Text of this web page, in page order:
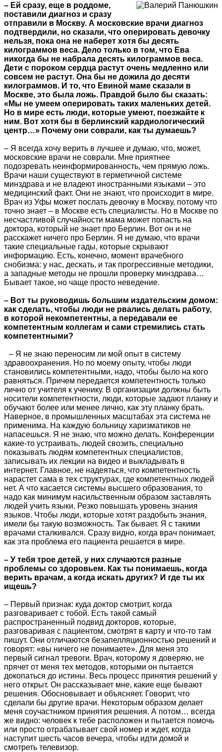
– Ей сразу, еще в роддоме,
поставили диагноз и сразу
отправили в Москву. А московские врачи диагноз
подтвердили, но сказали, что оперировать девочку
нельзя, пока она не наберет хотя бы десять
килограммов веса. Дело только в том, что Ева
никогда бы не набрала десять килограммов веса.
Дети с пороком сердца растут очень медленно или
совсем не растут. Она бы не дожила до десяти
килограммов. И то, что Евиной маме сказали в
Москве, это была ложь. Правдой было бы сказать:
«Мы не умеем оперировать таких маленьких детей.
Но в мире есть люди, которые умеют, поезжайте к
ним. Вот хотя бы в берлинский кардиологический
центр…» Почему они соврали, как ты думаешь?
– Я всегда хочу верить в лучшее и думаю, что, может,
московские врачи не соврали. Мне приятнее
подозревать неинформированность, чем прямую ложь.
Врачи наши существуют в герметичной системе
минздрава и не владеют иностранными языками – это
медицинский факт. Они не знают, что происходит в мире.
Врач из Уфы может послать девочку в Москву, потому что
точно знает – в Москве есть специалисты. Но в Москве по
несчастливой случайности мама может попасть на
доктора, который не знает про Берлин. Вот он и не
расскажет ничего про Берлин. Я не думаю, что врачи
такие специальные гады, которые скрывают
информацию. Есть, конечно, момент врачебного
снобизма: у нас, дескать, и так прогрессивные методики,
а западные методы не прошли проверку минздрава…
Бывает такое, но чаще просто неведение.
– Вот ты руководишь большим издательским домом:
как сделать, чтобы люди не рвались делать работу,
в которой некомпетентны, а передавали ее
компетентным коллегам и сами стремились стать
компетентными?
– Я не знаю переносим ли мой опыт в систему
здравоохранения. Но по моему опыту, чтобы люди
становились компетентными, надо, чтобы было на кого
равняться. Причем передается компетентность только
лично от учителя к ученику. В организации должны быть
носители компетентности, люди, которые задают планку и
обучают более или менее лично, как эту планку брать.
Наверное, в промышленных масштабах эта система не
применима. На каждую больницу харизматиков не
напасешься. Я не знаю, что можно делать. Конференции
какие-то устраивать, людей свозить, специально
показывать людям компетентных специалистов,
записывать их лекции на видео и выкладывать в
интернет. Главное, не надеяться, что компетентность
нарастет сама в тех структурах, где компетентных людей
нет. А что касается системы высшего образования, то
надо как минимум насильственным образом заставлять
людей учить языки. Резко повышать уровень знания
языков. Чтобы люди, которые хотят раздобыть знания,
имели бы такую возможность. Так бывает. Я с такими
врачами сталкивался. Сразу видно, когда врач понимает,
как эта проблема его пациента решается в мире.
– У тебя трое детей, у них случаются разные
проблемы со здоровьем. Как ты понимаешь, когда
верить врачам, а когда искать других? И где ты их
ищешь?
– Первый признак: куда доктор смотрит, когда
разговаривает с тобой. Есть такой самый
распространенный подвид докторов, которые,
разговаривая с пациентом, смотрят в карту и что-то там
пишут. Они отличаются безапелляционностью решений и
говорят: «вы ничего не понимаете». Для меня это
первый сигнал тревоги. Врач, которому я доверяю, не
прячет от меня тех методов, которыми он пытается
докопаться до истины. Весь процесс принятия решений у
него открыт. Он рассказывает мне, какие еще бывают
решения. Обосновывает и объясняет. Говорит, что
сделали бы другие врачи. Некоторым образом делает
меня соучастником принятия решения. А потом… всегда
же видно: человек к тебе расположен и пытается помочь
или просто отрабатывает свой номер и ждет, когда
наступит шесть часов вечера, чтобы идти домой и
смотреть телевизор.